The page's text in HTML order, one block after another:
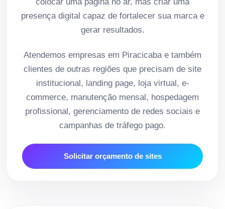
presença digital capaz de fortalecer sua marca e
gerar resultados.
Atendemos empresas em Piracicaba e também
clientes de outras regiões que precisam de site
institucional, landing page, loja virtual, e-
commerce, manutenção mensal, hospedagem
profissional, gerenciamento de redes sociais e
campanhas de tráfego pago.
Solicitar orçamento de sites